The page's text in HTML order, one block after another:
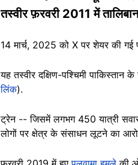
तस्वीर फ़रवरी 2011 में
14 मार्च, 2025 को X पर शेयर की गई
यह तस्वीर दक्षिण-पश्चिमी पाकिस्तान
लिंक).
ट्रेन -- जिसमें लगभग 450 यात्री
लोगों पर क्षेत्र के संसाधन लूटने का